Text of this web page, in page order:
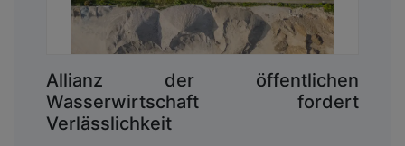
Allianz der öffentlichen
Wasserwirtschaft fordert
Verlässlichkeit